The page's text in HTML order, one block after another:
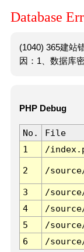
Database
(1040) 365建站
因：1、数据库
PHP Debug
No. File
1
/
2 /
3 /
4
/
5
/
6
/